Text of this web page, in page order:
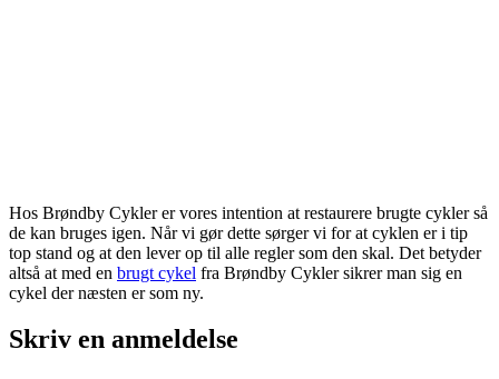
Hos Brøndby Cykler er vores intention at restaurere brugte cykler så
de kan bruges igen. Når vi gør dette sørger vi for at cyklen er i tip
top stand og at den lever op til alle regler som den skal. Det betyder
altså at med en brugt cykel fra Brøndby Cykler sikrer man sig en
cykel der næsten er som ny.
Skriv en anmeldelse